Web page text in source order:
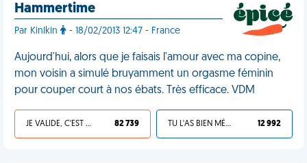
Hammertime
Par Kinlkin - 18/02/2013 12:47 - France
Aujourd'hui, alors que je faisais l'amour avec ma copine,
mon voisin a simulé bruyamment un orgasme féminin
pour couper court à nos ébats. Très efficace. VDM
JE VALIDE, C'EST UNE VDM 82 739 TU L'AS BIEN MÉRITÉ 12 992